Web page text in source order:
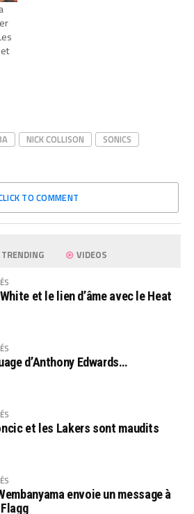
NICK COLLISON
SONICS
TO COMMENT
TRENDING VIDEOS
et le lien d’âme avec le Heat
d’Anthony Edwards…
et les Lakers sont maudits
envoie un message à